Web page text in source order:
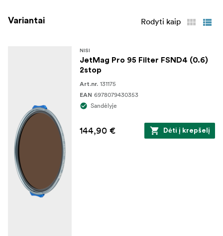
Variantai Rodyti kaip
NISI
JetMag Pro 95 Filter FSND4 (0.6)
2stop
Art.nr. 131175
EAN 6978079430353
Sandėlyje
144,90 € Dėti į krepšelį